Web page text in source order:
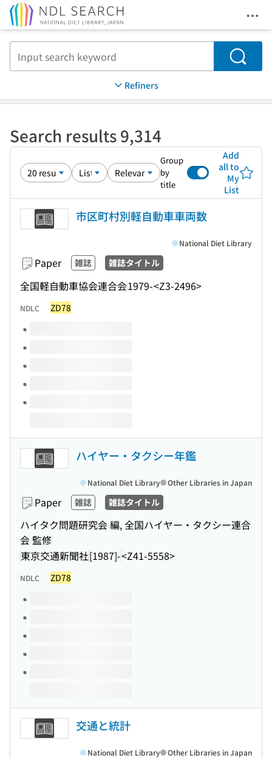
Search
Refiners
Search results 9,314
Group
by
title
Add
all to
My
List
市区町村別軽自動車車両数
Paper 雑誌 雑誌タイトル
全国軽自動車協会連合会1979-<Z3-2496>
National Diet Library
NDLC ZD78
Volumes of this title
ハイヤー・タクシー年鑑
Paper 雑誌 雑誌タイトル
ハイタク問題研究会 編, 全国ハイヤー・タクシー連合
会 監修
東京交通新聞社[1987]-<Z41-5558>
National Diet Library Other Libraries in Japan
NDLC ZD78
Volumes of this title
交通と統計
National Diet Library Other Libraries in Japan